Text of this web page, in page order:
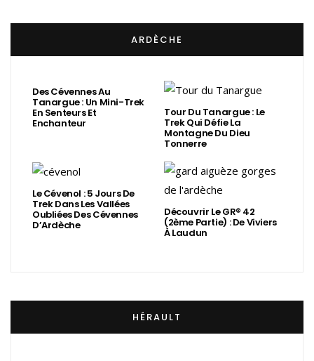
ARDÈCHE
Des Cévennes Au
Tanargue : Un Mini-Trek
En Senteurs Et
Enchanteur
Tour Du Tanargue : Le
Trek Qui Défie La
Montagne Du Dieu
Tonnerre
Le Cévenol : 5 Jours De
Trek Dans Les Vallées
Oubliées Des Cévennes
D’Ardèche
Découvrir Le GR® 42
(2ème Partie) : De Viviers
À Laudun
HÉRAULT